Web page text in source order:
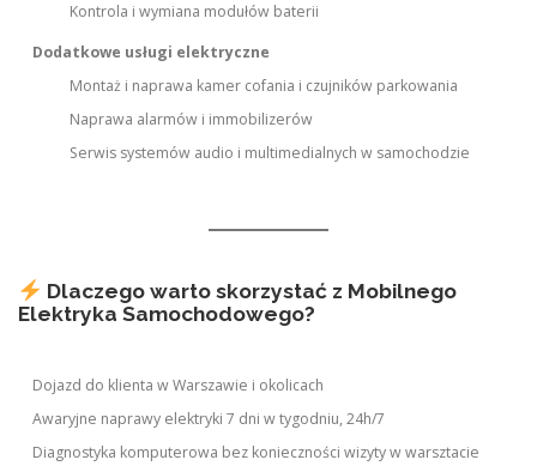
Kontrola i wymiana modułów baterii
Dodatkowe usługi elektryczne
Montaż i naprawa kamer cofania i czujników parkowania
Naprawa alarmów i immobilizerów
Serwis systemów audio i multimedialnych w samochodzie
Dlaczego warto skorzystać z Mobilnego
Elektryka Samochodowego?
Dojazd do klienta w Warszawie i okolicach
Awaryjne naprawy elektryki 7 dni w tygodniu, 24h/7
Diagnostyka komputerowa bez konieczności wizyty w warsztacie